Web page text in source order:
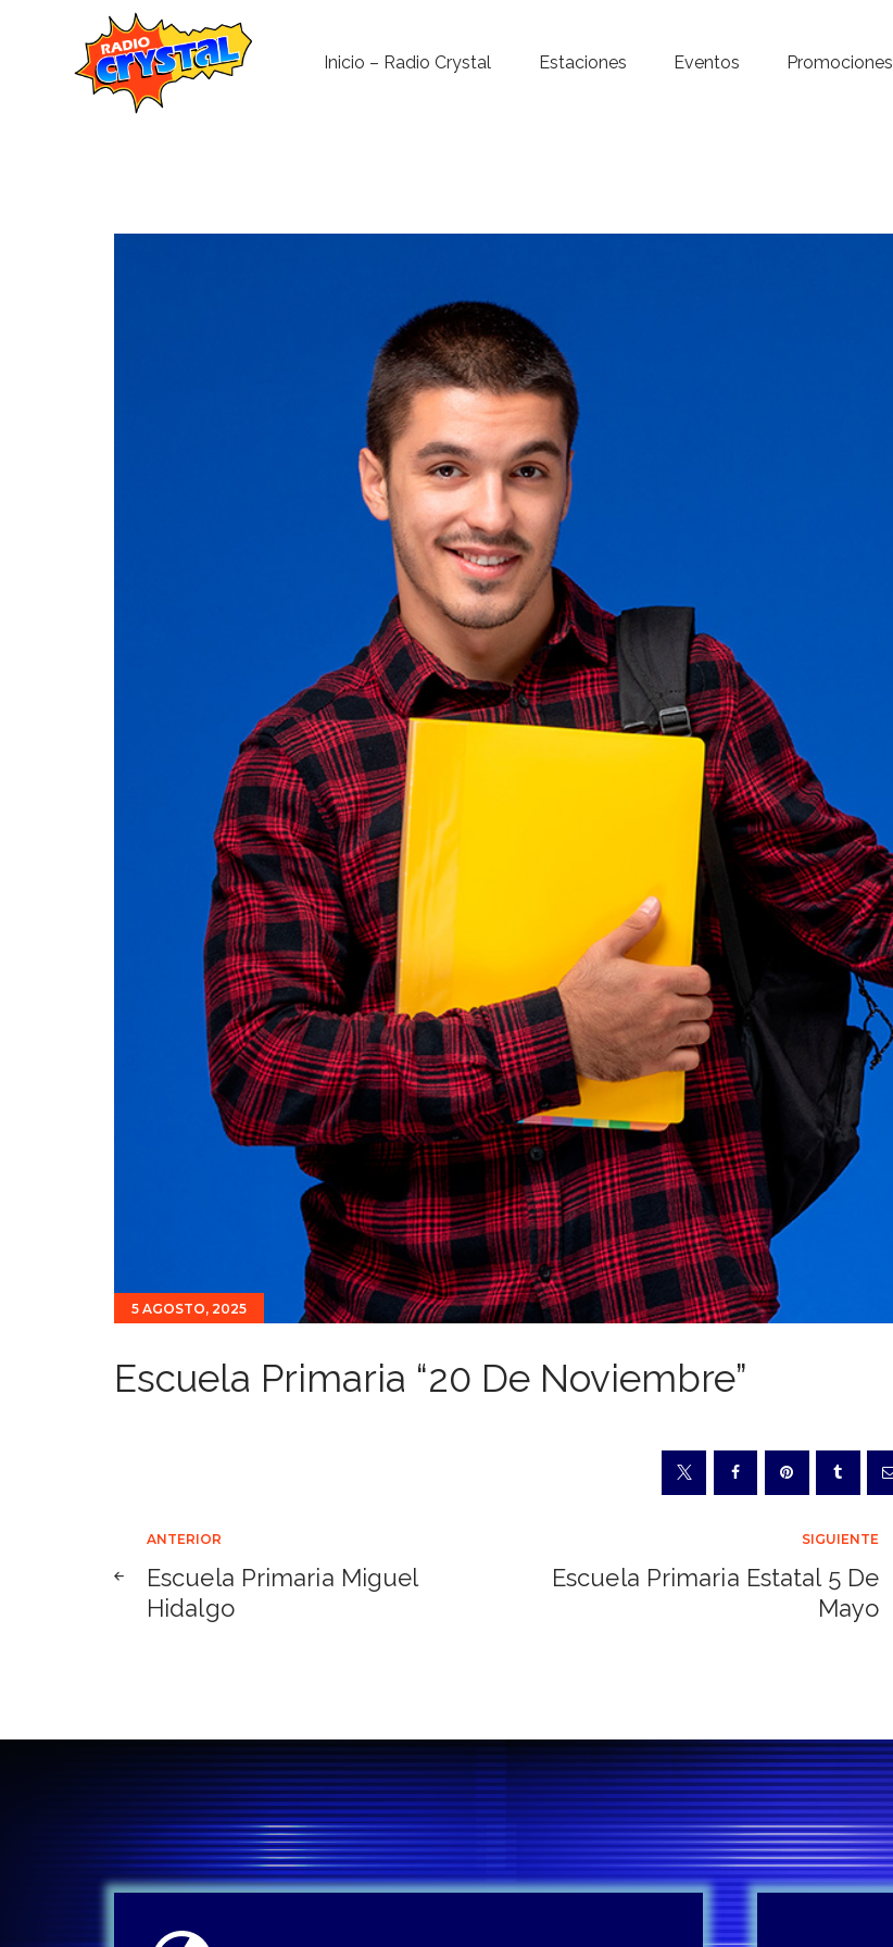
Inicio – Radio Crystal Estaciones Eventos Promociones
Para ti
Contacto
5 AGOSTO, 2025
Escuela Primaria “20 De Noviembre”
Navegación
de
ANTERIOR
Escuela Primaria Miguel
Hidalgo
SIGUIENTE
Escuela Primaria Estatal 5 De
Mayo